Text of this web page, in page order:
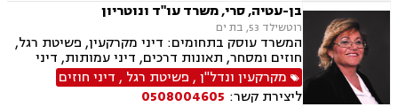
בן-עטיה, סרי, משרד עו"ד ונוטריון
רוטשילד 53, בת ים
המשרד עוסק בתחומים: דיני מקרקעין, פשיטת רגל,
חוזים ומסחר, תאונות דרכים, דיני עמותות, דיני
תאגידים, הסכמי ממון, חדלות פרעון, חוקתי ומנהלי,
ידועים בציבור, ירושות וצוואות, ליווי עסקי,
מקרקעין ונדל"ן, פשיטת רגל , דיני חוזים
ליצירת קשר: 0508004605